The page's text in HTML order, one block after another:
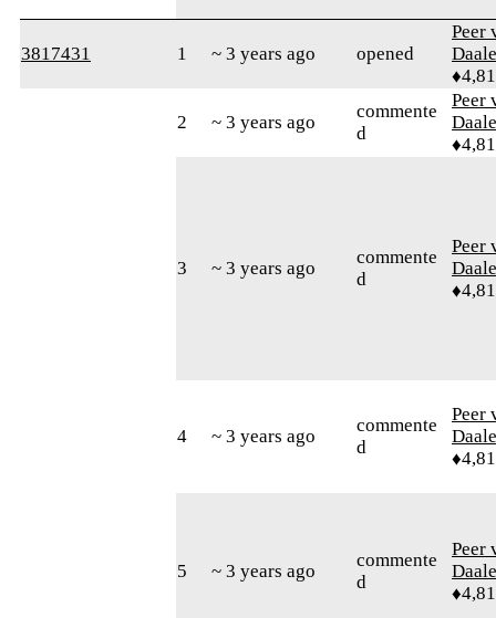
3817431 1 ~ 3 years ago opened
Peer
2 ~ 3 years ago
commente
d
Peer
3 ~ 3 years ago
commente
d
Peer
4 ~ 3 years ago
commente
d
Peer
5 ~ 3 years ago
commente
d
Peer